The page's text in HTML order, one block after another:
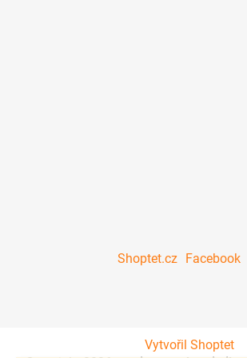
Shoptet.cz Facebook
Vytvořil Shoptet